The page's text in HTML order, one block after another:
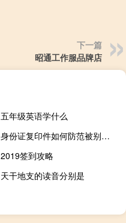
下一篇
昭通工作服品牌店
五年级英语学什么
身份证复印件如何防范被别人利用
2019签到攻略
天干地支的读音分别是